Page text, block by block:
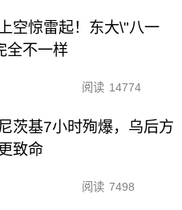
空惊雷起！东大\"八一
全不一样
阅读 14774
茨基7小时殉爆，乌后方
致命
阅读 7498